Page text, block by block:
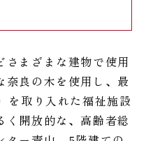
さまざまな建物で使用
奈良の木を使用し、最
を取り入れた福祉施設
く開放的な、高齢者総